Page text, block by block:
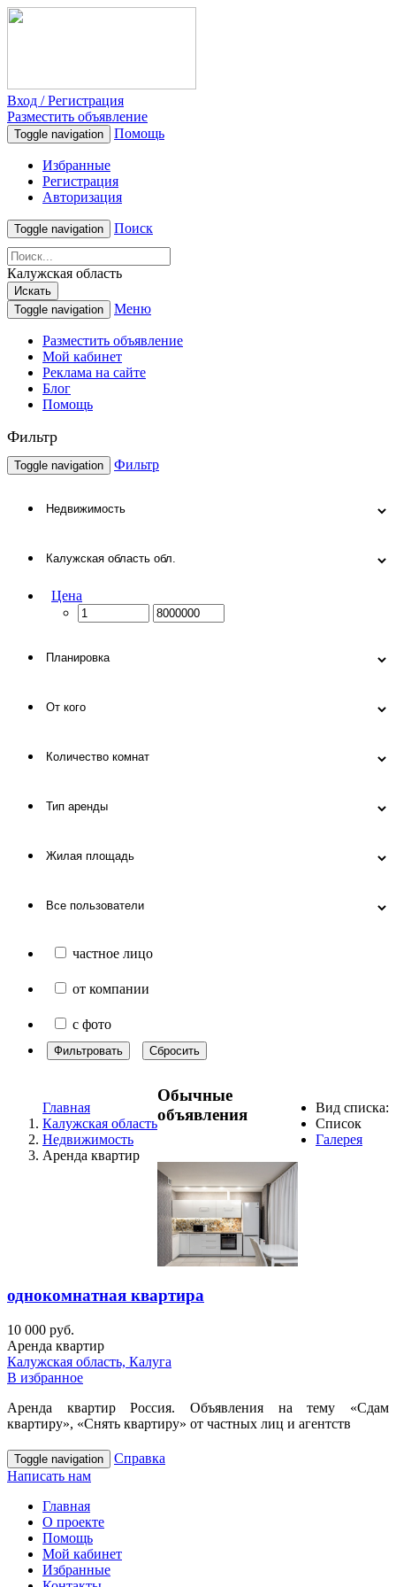
Вход / Регистрация
Разместить объявление
Toggle navigation Помощь
Избранные
Регистрация
Авторизация
Toggle navigation Поиск
Калужская область
Искать
Toggle navigation
Меню
Разместить объявление
Мой кабинет
Реклама на сайте
Блог
Помощь
Фильтр
Toggle navigation Фильтр
Цена
частное лицо
от компании
с фото
Фильтровать Сбросить
Главная
Калужская область
Недвижимость
Аренда квартир
Вид списка:
Список
Галерея
Обычные
объявления
однокомнатная квартира
10 000 руб.
Аренда квартир
Калужская область, Калуга
В избранное
Аренда квартир Россия. Объявления на тему «Сдам
квартиру», «Снять квартиру» от частных лиц и агентств
Toggle navigation
Справка
Написать нам
Главная
О проекте
Помощь
Мой кабинет
Избранные